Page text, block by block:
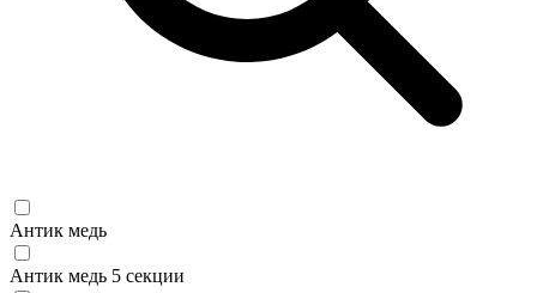
Антик медь
Антик медь 5 секции